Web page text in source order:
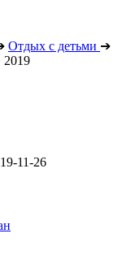
Отдых с детьми ➔
2019
11-26